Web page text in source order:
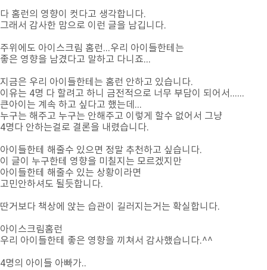
다 홈런의 영향이 컷다고 생각합니다.
그래서 감사한 맘으로 이런 글을 남깁니다.
주위에도 아이스크림 홈런...우리 아이들한테는
좋은 영향을 남겼다고 말하고 다니죠...
지금은 우리 아이들한테는 홈런 안하고 있습니다.
이유는 4명 다 할려고 하니 금전적으로 너무 부담이 되어서......
큰아이는 계속 하고 싶다고 했는데...
누구는 해주고 누구는 안해주고 이렇게 할수 없어서 그냥
4명다 안하는걸로 결론을 내렸습니다.
아이들한테 해줄수 있으면 정말 추천하고 싶습니다.
이 글이 누구한테 영향을 미칠지는 모르겠지만
아이들한테 해줄수 있는 상황이라면
고민안하셔도 될듯합니다.
딴거보다 책상에 앉는 습관이 길러지는거는 확실합니다.
아이스크림홈런
우리 아이들한테 좋은 영향을 끼쳐서 감사했습니다.^^
4명의 아이들 아빠가..